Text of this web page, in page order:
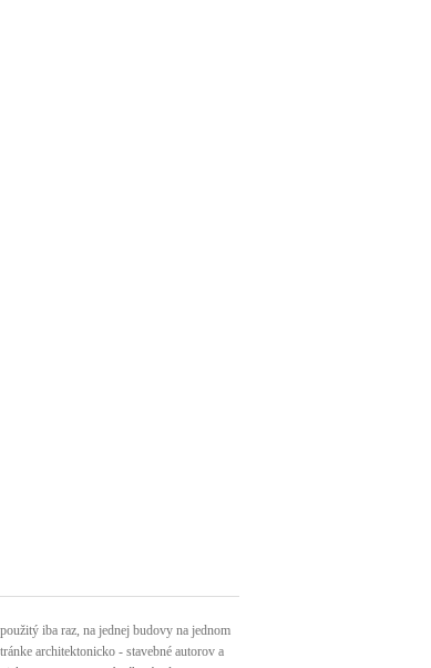
iba raz, na jednej budovy na jednom
architektonicko - stavebné autorov a